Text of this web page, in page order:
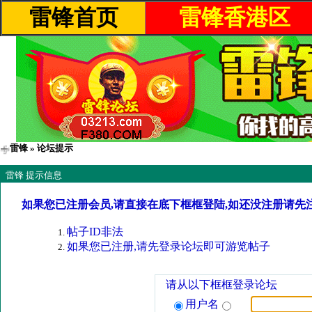
雷锋首页 雷锋香港区
雷锋 » 论坛提示
雷锋 提示信息
如果您已注册会员,请直接在底下框框登陆,如还没注册请先
帖子ID非法
如果您已注册,请先登录论坛即可游览帖子
请从以下框框登录论坛
用户名